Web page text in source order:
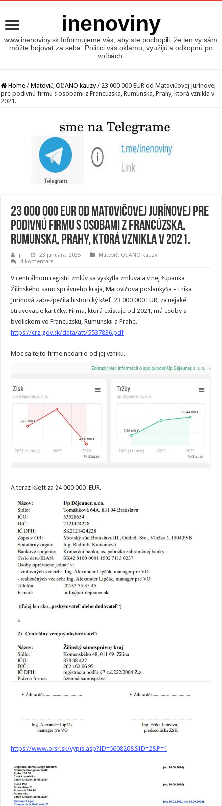
inenoviny
www.inenoviny.sk Informujeme vás, aby ste pochopili, že len vy sám
môžte bojovať za seba. Politici vás oklamu, využijú a odkopnú po
voľbách.
Home / Matovič, OĽANO kauzy / 23 000 000 EUR od Matovičovej Jurínovej
pre podivnú firmu s osobami z Francúzska, Rumunska, Prahy, ktorá vznikla v
2021.
23 000 000 EUR od Matovičovej Jurínovej pre
podivnú firmu s osobami z Francúzska,
Rumunska, Prahy, ktorá vznikla v 2021.
jj 23 januára, 2025
Matovič, OĽANO kauzy
4 komentáre
V centrálnom registri zmlúv sa vyskytla zmluva a v nej županka
Žilinského samosprávneho kraja, Matovičova poslankyňa – Erika
Jurínová zabezpečila historický kšeft 23 000 000 EUR, za nejaké
stravovacie kartičky. Firma, ktorá existuje od 2021, má osoby s
bydliskom vo Francúzsku, Rumunsku a Prahe.
https://crz.gov.sk/data/att/5537836.pdf
Moc sa tejto firme nedarilo od jej vzniku.
A teraz kšeft za 24 000 000 EUR.
https://www.orsr.sk/vypis.asp?ID=560820&SID=2&P=1